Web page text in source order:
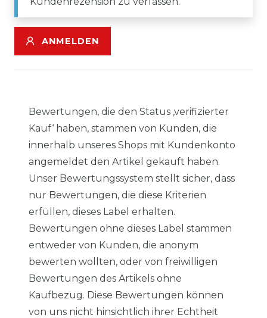
ANMELDEN
Bewertungen, die den Status ‚verifizierter
Kauf‘ haben, stammen von Kunden, die
innerhalb unseres Shops mit Kundenkonto
angemeldet den Artikel gekauft haben.
Unser Bewertungssystem stellt sicher, dass
nur Bewertungen, die diese Kriterien
erfüllen, dieses Label erhalten.
Bewertungen ohne dieses Label stammen
entweder von Kunden, die anonym
bewerten wollten, oder von freiwilligen
Bewertungen des Artikels ohne
Kaufbezug. Diese Bewertungen können
von uns nicht hinsichtlich ihrer Echtheit